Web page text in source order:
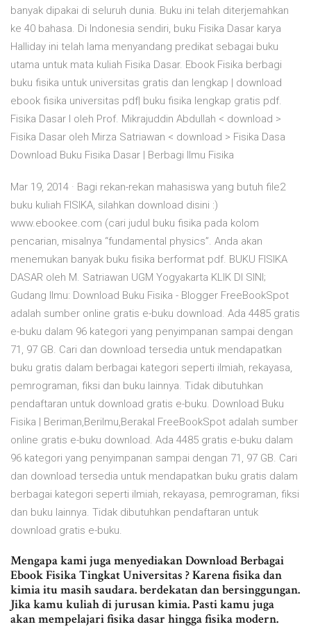
banyak dipakai di seluruh dunia. Buku ini telah diterjemahkan
ke 40 bahasa. Di Indonesia sendiri, buku Fisika Dasar karya
Halliday ini telah lama menyandang predikat sebagai buku
utama untuk mata kuliah Fisika Dasar. Ebook Fisika berbagi
buku fisika untuk universitas gratis dan lengkap | download
ebook fisika universitas pdf| buku fisika lengkap gratis pdf.
Fisika Dasar I oleh Prof. Mikrajuddin Abdullah < download >
Fisika Dasar oleh Mirza Satriawan < download > Fisika Dasa
Download Buku Fisika Dasar | Berbagi Ilmu Fisika
Mar 19, 2014 · Bagi rekan-rekan mahasiswa yang butuh file2
buku kuliah FISIKA, silahkan download disini :)
www.ebookee.com (cari judul buku fisika pada kolom
pencarian, misalnya “fundamental physics”. Anda akan
menemukan banyak buku fisika berformat pdf. BUKU FISIKA
DASAR oleh M. Satriawan UGM Yogyakarta KLIK DI SINI;
Gudang Ilmu: Download Buku Fisika - Blogger FreeBookSpot
adalah sumber online gratis e-buku download. Ada 4485 gratis
e-buku dalam 96 kategori yang penyimpanan sampai dengan
71, 97 GB. Cari dan download tersedia untuk mendapatkan
buku gratis dalam berbagai kategori seperti ilmiah, rekayasa,
pemrograman, fiksi dan buku lainnya. Tidak dibutuhkan
pendaftaran untuk download gratis e-buku. Download Buku
Fisika | Beriman,Berilmu,Berakal FreeBookSpot adalah sumber
online gratis e-buku download. Ada 4485 gratis e-buku dalam
96 kategori yang penyimpanan sampai dengan 71, 97 GB. Cari
dan download tersedia untuk mendapatkan buku gratis dalam
berbagai kategori seperti ilmiah, rekayasa, pemrograman, fiksi
dan buku lainnya. Tidak dibutuhkan pendaftaran untuk
download gratis e-buku.
Mengapa kami juga menyediakan Download Berbagai
Ebook Fisika Tingkat Universitas ? Karena fisika dan
kimia itu masih saudara. berdekatan dan bersinggungan.
Jika kamu kuliah di jurusan kimia. Pasti kamu juga
akan mempelajari fisika dasar hingga fisika modern.